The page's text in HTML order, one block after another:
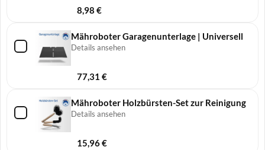
8,98 €
Mähroboter Garagenunterlage | Universell
Details ansehen
77,31 €
Mähroboter Holzbürsten-Set zur Reinigung
Details ansehen
15,96€